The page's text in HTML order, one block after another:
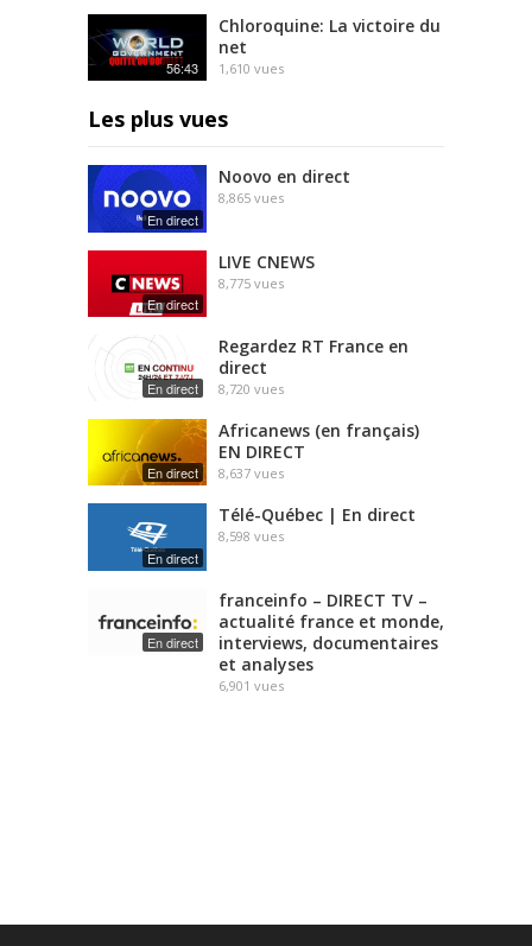
56:43
Chloroquine: La victoire du
net
1,610 vues
Les plus vues
En direct
Noovo en direct
8,865 vues
En direct
LIVE CNEWS
8,775 vues
En direct
Regardez RT France en
direct
8,720 vues
En direct
Africanews (en français)
EN DIRECT
8,637 vues
En direct
Télé-Québec | En direct
8,598 vues
En direct
franceinfo – DIRECT TV –
actualité france et monde,
interviews, documentaires
et analyses
6,901 vues